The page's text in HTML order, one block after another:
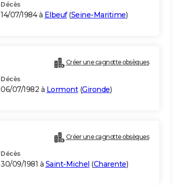
Décès
14/07/1984 à Elbeuf(Seine-Maritime)
Créer une cagnotte obsèques
Décès
06/07/1982 à Lormont(Gironde)
Créer une cagnotte obsèques
Décès
30/09/1981 à Saint-Michel (Charente)